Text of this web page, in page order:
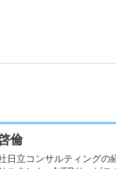
倫
日立コンサルティングの